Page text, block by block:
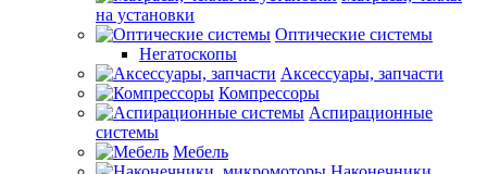
на установки
Оптические системы
Негатоскопы
Аксессуары, запчасти
Компрессоры
Аспирационные
системы
Мебель